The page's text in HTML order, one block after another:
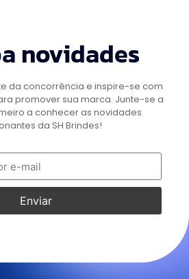
novidades
da concorrência e inspire-se com
promover sua marca. Junte-se a
a conhecer as novidades
da SH Brindes!
Enviar